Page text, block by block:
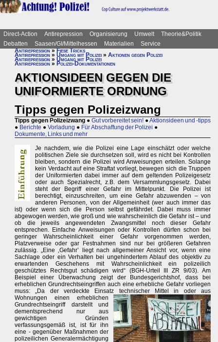
Direct-Action Antirepression Organisierung Umwelt
Theorie&Politik
Debatten
Saasen/GI/Mittelhessen Materialien
Service
Antirepression»Fiese Tricks
Antirepression » Umgang mit Polizei » Aktionen gegen Polizei
Antirepression » Umgang mit Polizei
Antirepression » Polizei-Dokumentationen
AKTIONSIDEEN GEGEN DIE
UNIFORMIERTE ORDNUNG
Tipps gegen Polizeizwang
Tipps gegen Polizeizwang ● Gut vorbereitet sein! ●Aktionsideen und -tipps
● Berichte ● Vorladung ● Für Abschaffung der Polizei ●
Dokumente, Links und mehr
Je nachdem, wie die Polizei eine Lage einschätzt oder welche
politischen Ziele sie durchsetzen soll, wird es nicht bei Kontrollen
bleiben, sondern die Polizei wird Anweisungen erteilen. Solange
kein Verdacht auf eine Straftat vorliegt, bewegen sich die Truppen
der Uniformierten dabei immer auf dem geltenden Polizeigesetz
oder auch Spezialrecht, z.B. dem Versammlungsgesetz. Dabei
steht der Begriff einer Gefahr im Mittelpunkt. Die Polizei ist
berechtigt, einzuschreiten, um eine Gefahr abzuwenden – von
anderen Personen, von der Allgemeinheit (wer auch immer das
ist) oder wenn sich die Person selbst gefährdet. Dabei muss immer
abgewogen werden, wie groß und wie wahrscheinlich die Gefahr ist – und
ob die jeweils angewendeten Zwangsmittel noch dieser Gefahr
entsprechen. Einfache Anweisungen oder Kontrollen dürfen schon bei
geringer Wahrscheinlichkeit einer Gefahr vorgenommen werden,
Platzverweise oder gar Festnahmen sind nur bei größeren Gefahren
zulässig. „Eine ‚Gefahr’ liegt nach allgemeiner Ansicht vor, wenn eine
Sachlage oder ein Verhalten bei ungehindertem Ablauf des objektiv zu
erwartenden Geschehens mit Wahrscheinlichkeit ein polizeilich
geschütztes Rechtsgut schädigen wird“ (BGH-Urteil III ZR 9/03). Am
Beispiel einer Überwachung zeigt der Bundesgerichtshof, dass bei
erheblichen Grundrechtseingriffen auch eine erhebliche Gefahr vorliegen
muss: „Da der verdeckte Einsatz technischer Mittel in oder aus
Wohnungen einen erheblichen
Grundrechtseingriff darstellt und
dementsprechend nur aus
gewichtigen Gründen
verfassungsgemäß ist, ist für ihn
eine - gegenüber Maßnahmen der
polizeilichen Generalermächtigung